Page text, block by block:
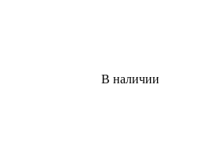
В наличии